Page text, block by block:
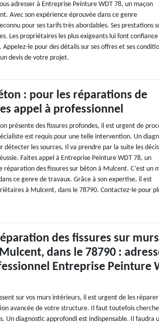
adresser à Entreprise Peinture WDT 78, un maçon
Avec son expérience éprouvée dans ce genre
pour ses tarifs très abordables. Ses prestations
Les propriétaires les plus exigeants lui font
Appelez-le pour des détails sur ses offres et ses
devis de votre projet.
: pour les réparations de
appel à professionnel
présente des fissures profondes, il est urgent de
est requis pour une telle intervention. Un
les sources. Il va prendre par la suite les
Faites appel à Entreprise Peinture WDT 78, un
réparation des fissures sur béton à Mulcent. C’est un
ce genre de travaux. Grâce à son expertise, il est
à Mulcent, dans le 78790. Contactez-le pour
des fissures sur murs
dans le 78790 :
Entreprise Peinture
sur vos murs intérieurs, il est urgent de les
avancée de votre structure. Il faut toutefois
Un diagnostic approfondi est indispensable. Il faudra